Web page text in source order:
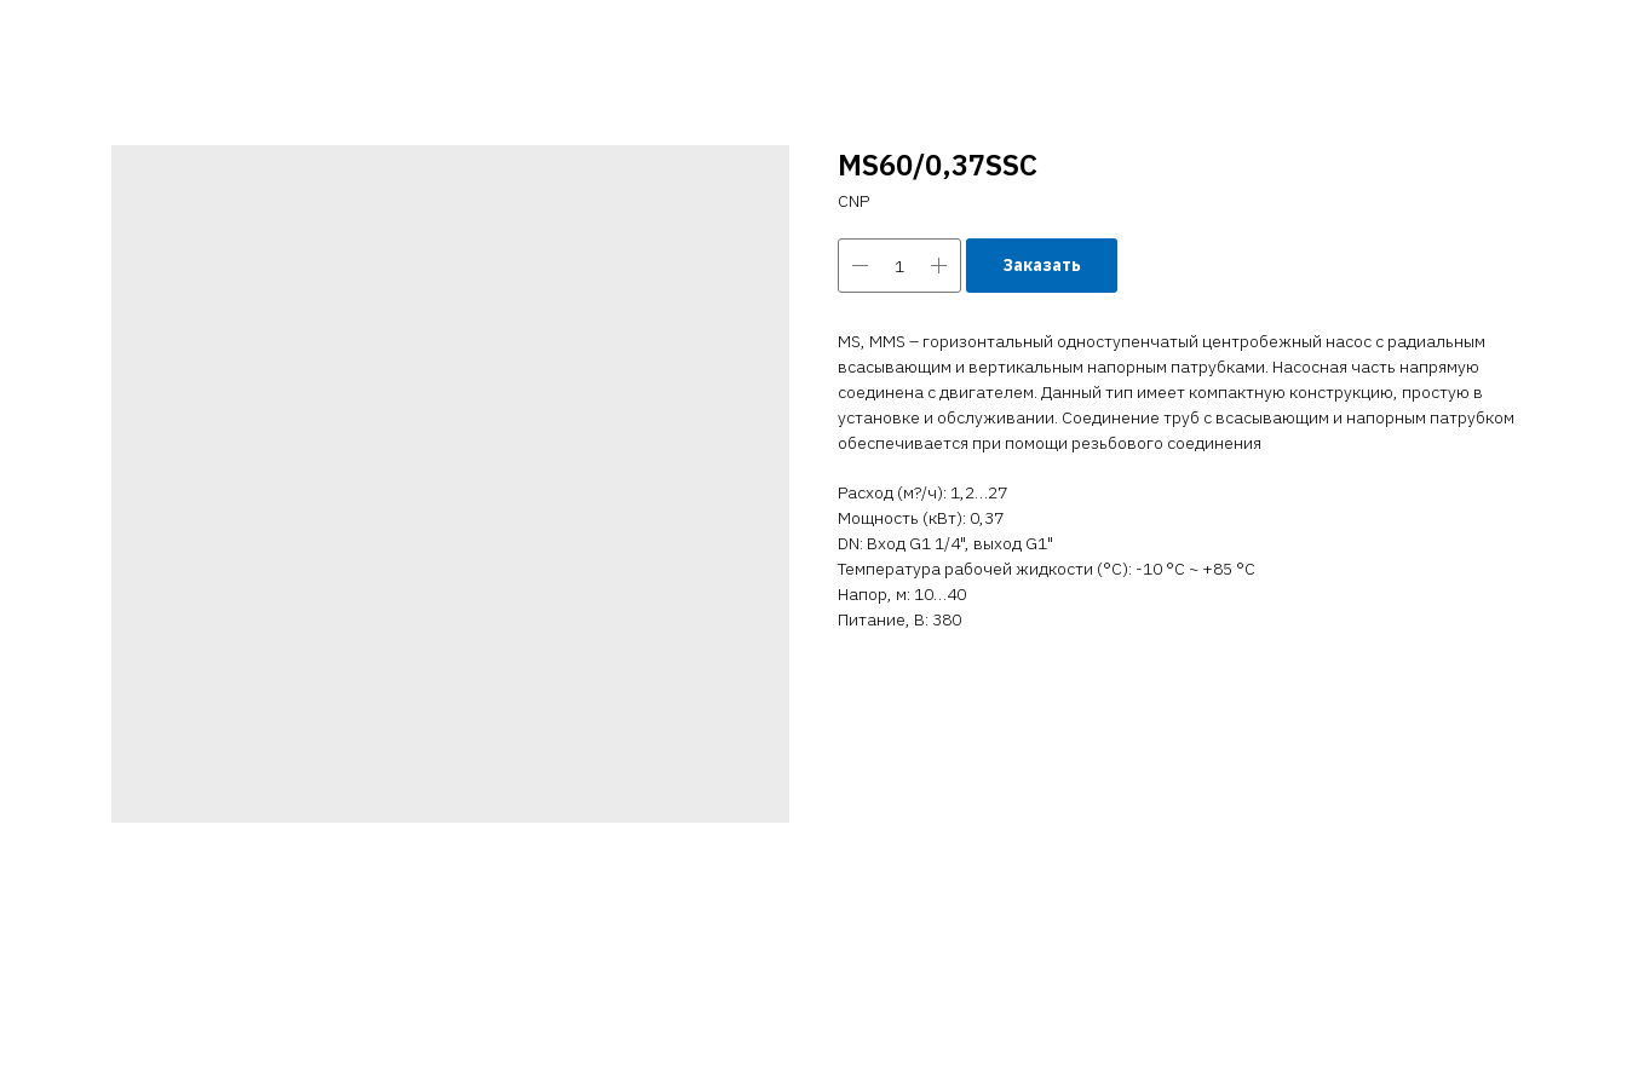
MS60/0,37SSC
CNP
Заказать
MS, MMS – горизонтальный одноступенчатый центробежный насос с радиальным
всасывающим и вертикальным напорным патрубками. Насосная часть напрямую
соединена с двигателем. Данный тип имеет компактную конструкцию, простую в
установке и обслуживании. Соединение труб с всасывающим и напорным патрубком
обеспечивается при помощи резьбового соединения
Расход (м?/ч): 1,2…27
Мощность (кВт): 0,37
DN: Вход G1 1/4", выход G1"
Температура рабочей жидкости (°C): -10 °С ~ +85 °С
Напор, м: 10…40
Питание, В: 380